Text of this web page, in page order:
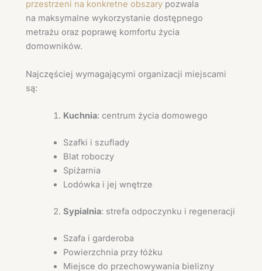
przestrzeni na konkretne obszary pozwala
na maksymalne wykorzystanie dostępnego
metrażu oraz poprawę komfortu życia
domowników.
Najczęściej wymagającymi organizacji miejscami
są:
Kuchnia: centrum życia domowego
Szafki i szuflady
Blat roboczy
Spiżarnia
Lodówka i jej wnętrze
Sypialnia: strefa odpoczynku i regeneracji
Szafa i garderoba
Powierzchnia przy łóżku
Miejsce do przechowywania bielizny